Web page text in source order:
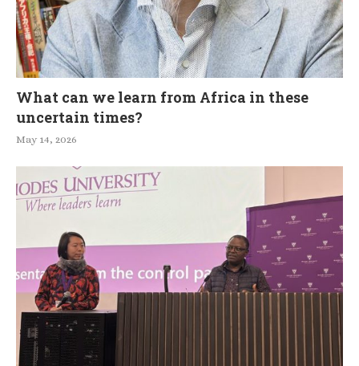
What can we learn from Africa in these
uncertain times?
May 14, 2026